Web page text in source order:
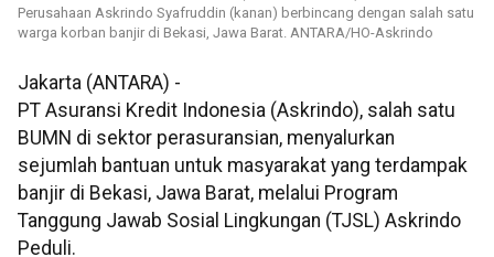
Perusahaan Askrindo Syafruddin (kanan) berbincang dengan salah satu
warga korban banjir di Bekasi, Jawa Barat. ANTARA/HO-Askrindo
Jakarta (ANTARA) -
PT Asuransi Kredit Indonesia (Askrindo), salah satu
BUMN di sektor perasuransian, menyalurkan
sejumlah bantuan untuk masyarakat yang terdampak
banjir di Bekasi, Jawa Barat, melalui Program
Tanggung Jawab Sosial Lingkungan (TJSL) Askrindo
Peduli.